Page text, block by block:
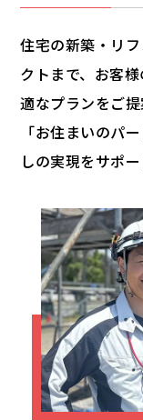
住宅の新築・リ
クトまで、お客
適なプランをご提
「お住まいのパ
しの実現をサポー